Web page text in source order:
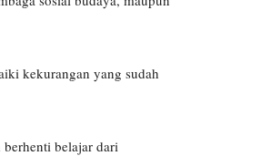
kekurangan yang sudah
belajar dari